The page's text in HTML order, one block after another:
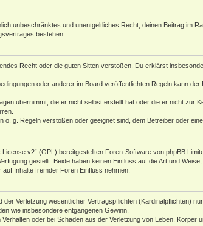
unbeschränktes und unentgeltliches Recht, deinen Beitrag im
bestehen.
Recht oder die guten Sitten verstoßen. Du erklärst
oder anderer im Board veröffentlichten Regeln kann
übernimmt, die er nicht selbst erstellt hat oder die er nicht zur
g. Regeln verstoßen oder geeignet sind, dem Betreiber oder
License v2“ (GPL) bereitgestellten Foren-Software von phpBB
gestellt. Beide haben keinen Einfluss auf die Art und
Inhalte fremder Foren Einfluss nehmen.
Verletzung wesentlicher Vertragspflichten (Kardinalpflichten)
wie insbesondere entgangenen Gewinn.
oder bei Schäden aus der Verletzung von Leben, Körper